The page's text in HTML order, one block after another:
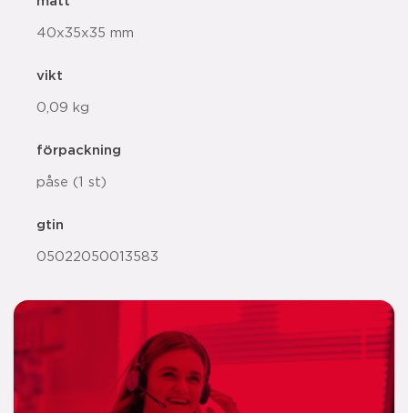
40x35x35 mm
vikt
0,09 kg
förpackning
påse (1 st)
gtin
05022050013583